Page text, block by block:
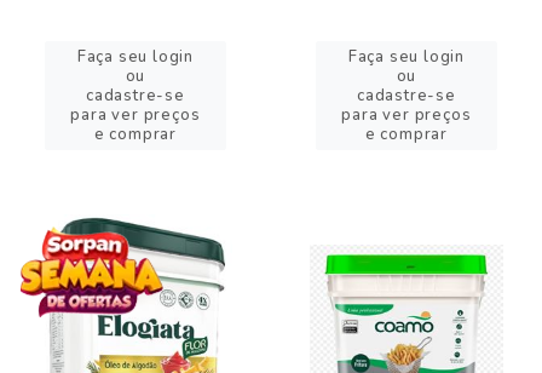
Faça seu login
ou
cadastre-se
para ver preços
e comprar
Faça seu login
ou
cadastre-se
para ver preços
e comprar